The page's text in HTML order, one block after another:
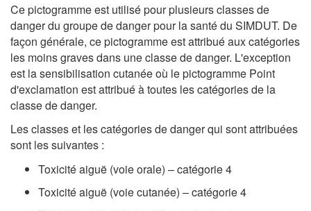
Ce pictogramme est utilisé pour plusieurs classes de
danger du groupe de danger pour la santé du SIMDUT. De
façon générale, ce pictogramme est attribué aux catégories
les moins graves dans une classe de danger. L'exception
est la sensibilisation cutanée où le pictogramme Point
d'exclamation est attribué à toutes les catégories de la
classe de danger.
Les classes et les catégories de danger qui sont attribuées
sont les suivantes :
Toxicité aiguë (voie orale) – catégorie 4
Toxicité aiguë (voie cutanée) – catégorie 4